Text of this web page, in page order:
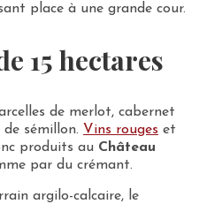
place à une grande cour.
15 hectares
de merlot, cabernet
sémillon. Vins rouges et
produits au Château
par du crémant.
argilo-calcaire, le